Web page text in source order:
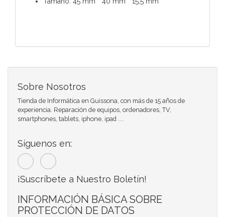
Sobre Nosotros
Tienda de Informática en Guissona, con más de 15 años de
experiencia. Reparación de equipos, ordenadores, TV,
smartphones, tablets, iphone, ipad ....
Síguenos en:
¡Suscríbete a Nuestro Boletín!
INFORMACIÓN BÁSICA SOBRE
PROTECCIÓN DE DATOS